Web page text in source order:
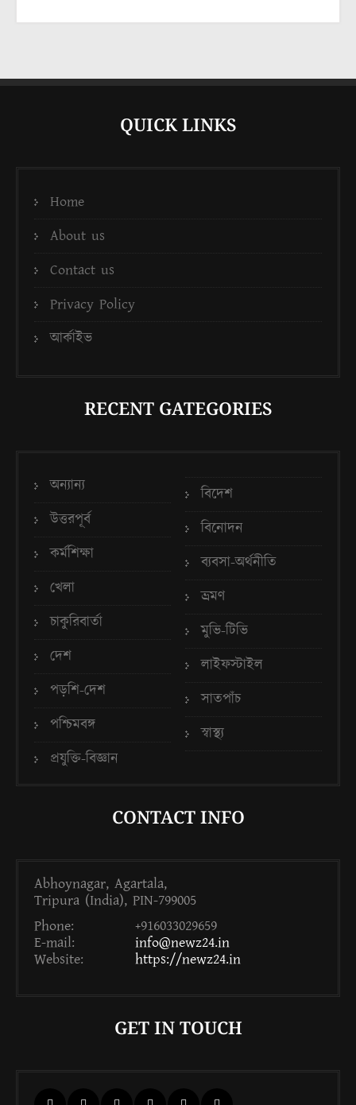
QUICK LINKS
Home
About us
Contact us
Privacy Policy
আর্কাইভ
RECENT GATEGORIES
অন্যান্য
উত্তরপূর্ব
কর্মশিক্ষা
খেলা
চাকুরিবার্তা
দেশ
পড়শি-দেশ
পশ্চিমবঙ্গ
প্রযুক্তি-বিজ্ঞান
বিদেশ
বিনোদন
ব্যবসা-অর্থনীতি
ভ্রমণ
মুভি-টিভি
লাইফস্টাইল
সাতপাঁচ
স্বাস্থ্য
CONTACT INFO
Abhoynagar, Agartala,
Tripura (India), PIN-799005
Phone:
+916033029659
E-mail:
info@newz24.in
Website:
https://newz24.in
GET IN TOUCH